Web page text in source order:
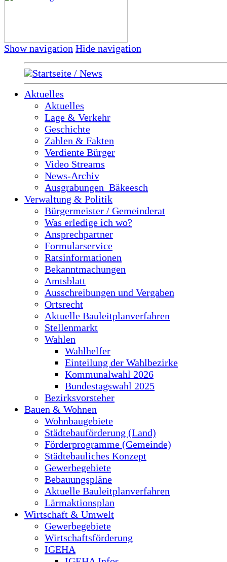
Show navigation Hide navigation
Startseite / News
Aktuelles
Aktuelles
Lage & Verkehr
Geschichte
Zahlen & Fakten
Verdiente Bürger
Video Streams
News-Archiv
Ausgrabungen_Bäkeesch
Verwaltung & Politik
Bürgermeister / Gemeinderat
Was erledige ich wo?
Ansprechpartner
Formularservice
Ratsinformationen
Bekanntmachungen
Amtsblatt
Ausschreibungen und Vergaben
Ortsrecht
Aktuelle Bauleitplanverfahren
Stellenmarkt
Wahlen
Wahlhelfer
Einteilung der Wahlbezirke
Kommunalwahl 2026
Bundestagswahl 2025
Bezirksvorsteher
Bauen & Wohnen
Wohnbaugebiete
Städtebauförderung (Land)
Förderprogramme (Gemeinde)
Städtebauliches Konzept
Gewerbegebiete
Bebauungspläne
Aktuelle Bauleitplanverfahren
Lärmaktionsplan
Wirtschaft & Umwelt
Gewerbegebiete
Wirtschaftsförderung
IGEHA